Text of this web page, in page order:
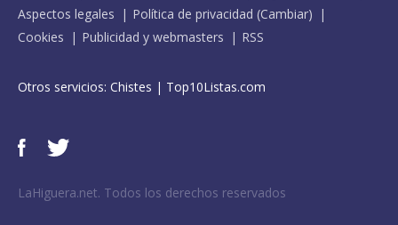
Aspectos legales
Política de privacidad (Cambiar)
Cookies
Publicidad y webmasters RSS
Otros servicios: Chistes | Top10Listas.com
LaHiguera.net. Todos los derechos reservados